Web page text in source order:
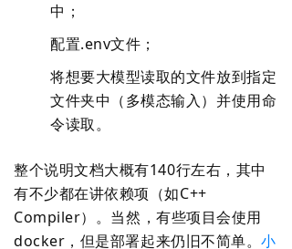
中；
配置.env文件；
将想要大模型读取的文件放到指定
文件夹中（多模态输入）并使用命
令读取。
整个说明文档大概有140行左右，其中
有不少都在讲依赖项（如C++
Compiler）。当然，有些项目会使用
docker，但是部署起来仍旧不简单。小